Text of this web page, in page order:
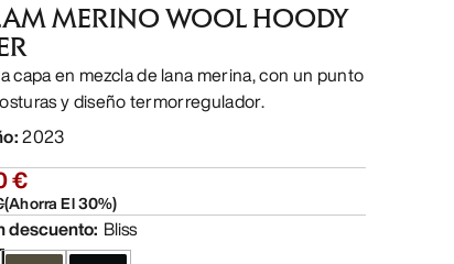
MERINO WOOL HOODY
capa en mezcla de lana merina, con un punto
y diseño termorregulador.
:2023
€
(Ahorra El30%)
descuento: Bliss